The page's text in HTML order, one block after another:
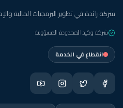
شركة رائدة في تطوير البرمجيات المالية والإدارية
شركة وكيد المحدودة المسؤولية
انقطاع في الخدمة